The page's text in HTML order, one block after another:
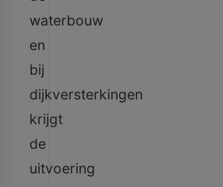
waterbouw
en
bij
dijkversterkingen
krijgt
de
uitvoering